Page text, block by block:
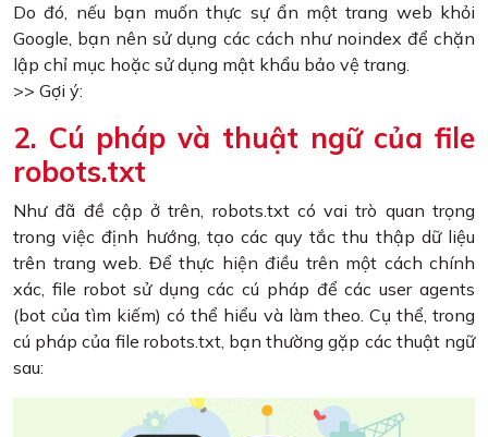
Do đó, nếu bạn muốn thực sự ẩn một trang web khỏi
Google, bạn nên sử dụng các cách như noindex để chặn
lập chỉ mục hoặc sử dụng mật khẩu bảo vệ trang.
>> Gợi ý:
2. Cú pháp và thuật ngữ của file
robots.txt
Như đã đề cập ở trên, robots.txt có vai trò quan trọng
trong việc định hướng, tạo các quy tắc thu thập dữ liệu
trên trang web. Để thực hiện điều trên một cách chính
xác, file robot sử dụng các cú pháp để các user agents
(bot của tìm kiếm) có thể hiểu và làm theo. Cụ thể, trong
cú pháp của file robots.txt, bạn thường gặp các thuật ngữ
sau: